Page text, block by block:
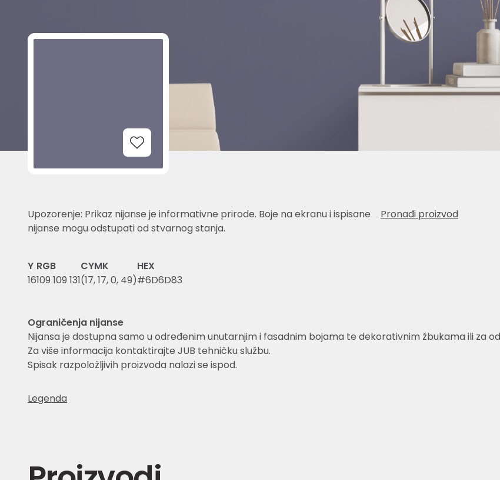
Add to Wishlist
Upozorenje: Prikaz nijanse je informativne prirode. Boje na ekranu i ispisane
nijanse mogu odstupati od stvarnog stanja.
Pronađi proizvod
Y
16
RGB
109 109 131
CYMK
(17, 17, 0, 49)
HEX
#6D6D83
Ograničenja nijanse
Nijansa je dostupna samo u određenim unutarnjim i fasadnim bojama te dekorativnim žbukama ili za
Za više informacija kontaktirajte JUB tehničku službu.
Spisak razpoložljivih proizvoda nalazi se ispod.
Legenda